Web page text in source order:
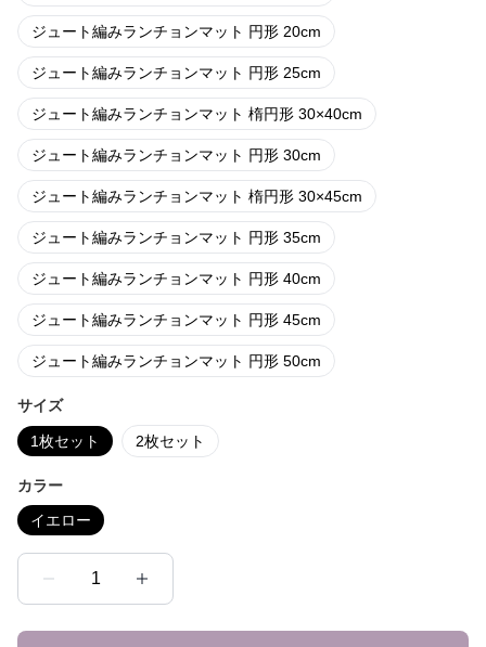
ジュート編みランチョンマット 円形 20cm
ジュート編みランチョンマット 円形 25cm
ジュート編みランチョンマット 楕円形 30×40cm
ジュート編みランチョンマット 円形 30cm
ジュート編みランチョンマット 楕円形 30×45cm
ジュート編みランチョンマット 円形 35cm
ジュート編みランチョンマット 円形 40cm
ジュート編みランチョンマット 円形 45cm
ジュート編みランチョンマット 円形 50cm
サイズ
1枚セット 2枚セット
カラー
イエロー
1